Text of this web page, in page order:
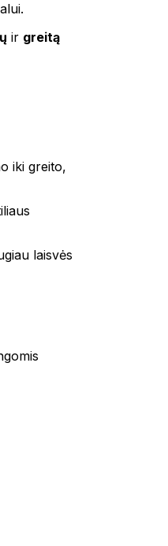
ir greitą
iki greito,
laisvės